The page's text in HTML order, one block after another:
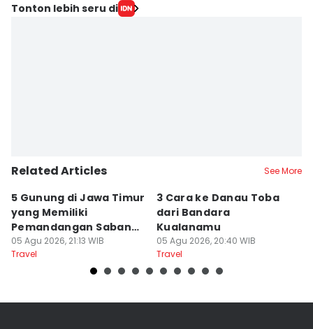
Tonton lebih seru di
Related Articles See More
5 Gunung di Jawa Timur
yang Memiliki
Pemandangan Sabana,
Charming!
05 Agu 2026, 21:13 WIB
Travel
3 Cara ke Danau Toba
dari Bandara
Kualanamu
05 Agu 2026, 20:40 WIB
Travel